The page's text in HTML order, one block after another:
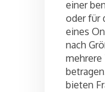
einer
oder für
eines
nach
mehrere
bieten